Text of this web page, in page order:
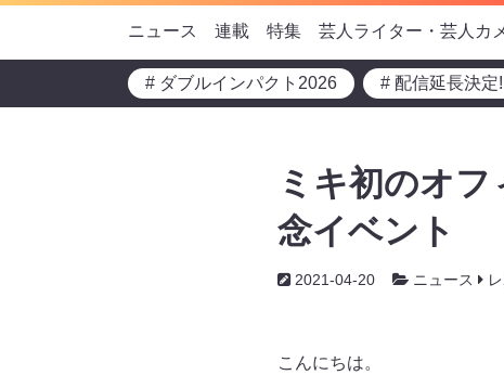
ニュース 連載 特集 芸人ライター・芸人カ
# ダブルインパクト2026 # 配信延長決定!
ミキ初のオ
念イベント
2021-04-20 ニュース
こんにちは。